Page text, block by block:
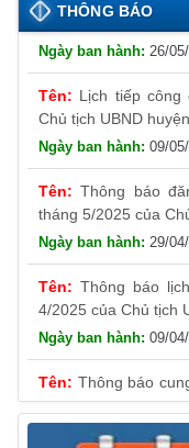
k
k
THÔNG BÁO
tháng 6/2025 của
26/
Lịch tiếp
Chủ tịch UBND huyện
09/05/
Thông báo
tháng 5/2025 của
29/
Thông báo
4/2025 của Chủ tịch
09/
Thông báo
Việt Nam vào các
động nước ngoài
31/